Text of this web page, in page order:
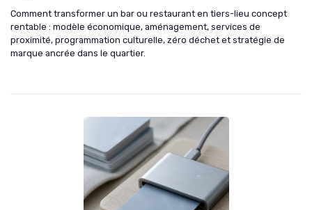
Comment transformer un bar ou restaurant en tiers-lieu concept
rentable : modèle économique, aménagement, services de
proximité, programmation culturelle, zéro déchet et stratégie de
marque ancrée dans le quartier.